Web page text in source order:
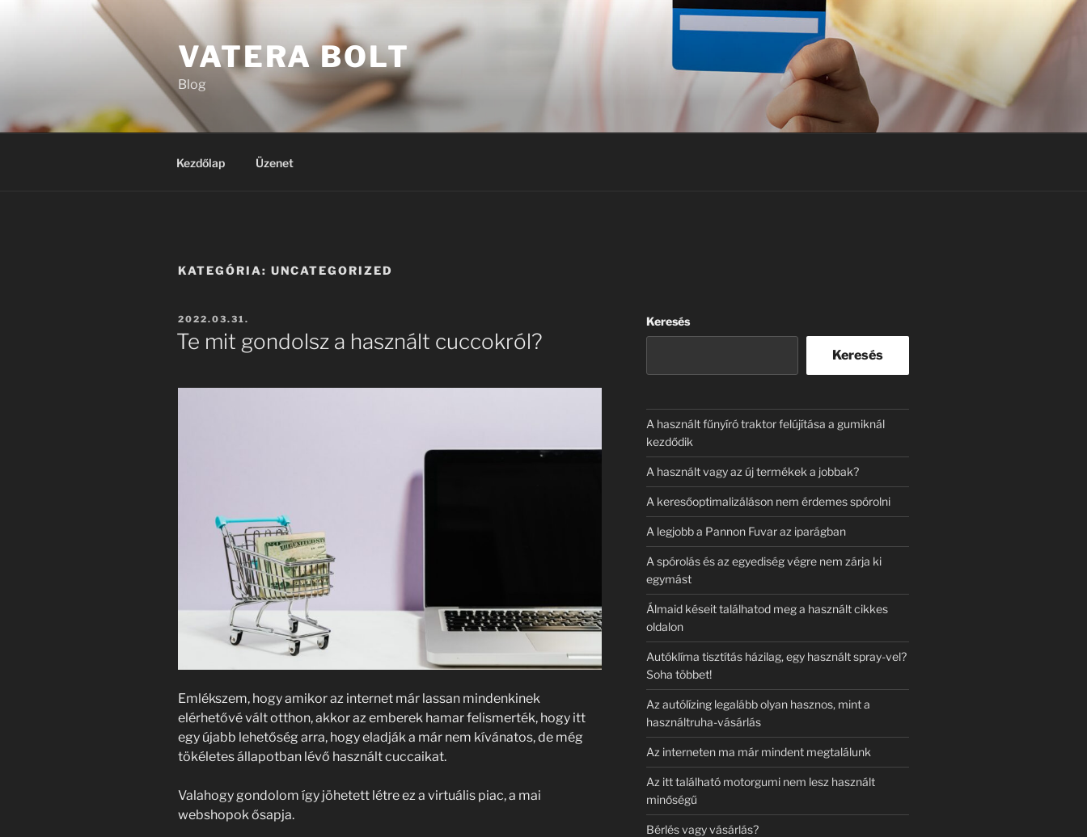
VATERA BOLT
Blog
Kezdőlap Üzenet
KATEGÓRIA: UNCATEGORIZED
BEKÜLDVE:
2022.03.31.
Te mit gondolsz a használt cuccokról?
Emlékszem, hogy amikor az internet már lassan mindenkinek
elérhetővé vált otthon, akkor az emberek hamar felismerték, hogy itt
egy újabb lehetőség arra, hogy eladják a már nem kívánatos, de még
tökéletes állapotban lévő használt cuccaikat.
Valahogy gondolom így jöhetett létre ez a virtuális piac, a mai
webshopok ősapja.
Keresés
Keresés
A használt fűnyíró traktor felújítása a gumiknál
kezdődik
A használt vagy az új termékek a jobbak?
A keresőoptimalizáláson nem érdemes spórolni
A legjobb a Pannon Fuvar az iparágban
A spórolás és az egyediség végre nem zárja ki
egymást
Álmaid késeit találhatod meg a használt cikkes
oldalon
Autóklíma tisztítás házilag, egy használt spray-vel?
Soha többet!
Az autólízing legalább olyan hasznos, mint a
használtruha-vásárlás
Az interneten ma már mindent megtalálunk
Az itt található motorgumi nem lesz használt
minőségű
Bérlés vagy vásárlás?